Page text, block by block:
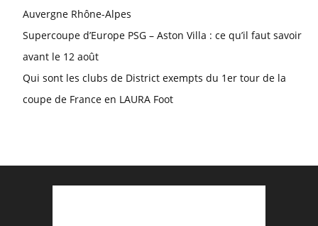
Auvergne Rhône-Alpes
Supercoupe d’Europe PSG – Aston Villa : ce qu’il faut savoir
avant le 12 août
Qui sont les clubs de District exempts du 1er tour de la
coupe de France en LAURA Foot